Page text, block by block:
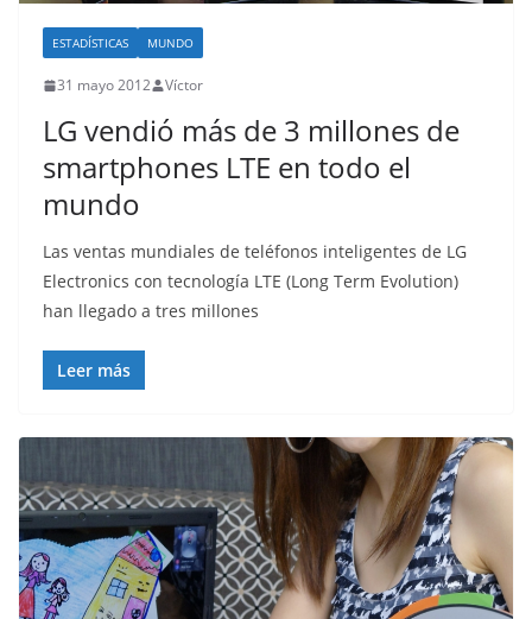
ESTADÍSTICAS MUNDO
31 mayo 2012 Víctor
LG vendió más de 3 millones de
smartphones LTE en todo el
mundo
Las ventas mundiales de teléfonos inteligentes de LG
Electronics con tecnología LTE (Long Term Evolution)
han llegado a tres millones
Leer más